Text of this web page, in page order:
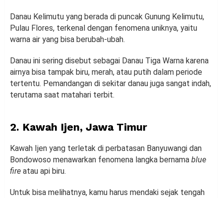
Danau Kelimutu yang berada di puncak Gunung Kelimutu,
Pulau Flores, terkenal dengan fenomena uniknya, yaitu
warna air yang bisa berubah-ubah.
Danau ini sering disebut sebagai Danau Tiga Warna karena
airnya bisa tampak biru, merah, atau putih dalam periode
tertentu. Pemandangan di sekitar danau juga sangat indah,
terutama saat matahari terbit.
2. Kawah Ijen, Jawa Timur
Kawah Ijen yang terletak di perbatasan Banyuwangi dan
Bondowoso menawarkan fenomena langka bernama blue
fire atau api biru.
Untuk bisa melihatnya, kamu harus mendaki sejak tengah